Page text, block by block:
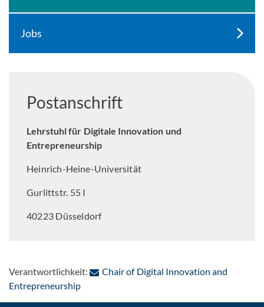
Jobs
Postanschrift
Lehrstuhl für Digitale Innovation und
Entrepreneurship
Heinrich-Heine-Universität
Gurlittstr. 55 I
40223 Düsseldorf
Verantwortlichkeit:
Chair of Digital Innovation and
Entrepreneurship: Per E-Mail kontaktieren